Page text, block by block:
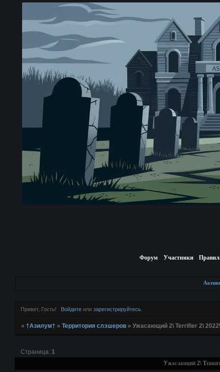
Форум Участники
Привет, Гость! Войдитеили зарегистрируйтесь.
»†Азилум† »Территория слэшеров »Ужасающий 2\ Terrifier 2\
Ужасающий 2\
Страница: 1